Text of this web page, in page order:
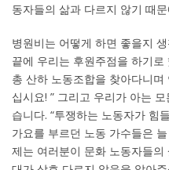
동자들의 삶과 다르지 않기 때
병원비는 어떻게 하면 좋을지
끝에 우리는 후원주점을 하기
총 산하 노동조합을 찾아다니며
십시요! ” 그리고 우리가 아는
습니다. “투쟁하는 노동자가 힘
가요를 부르던 노동 가수들은
제는 여러분이 문화 노동자들